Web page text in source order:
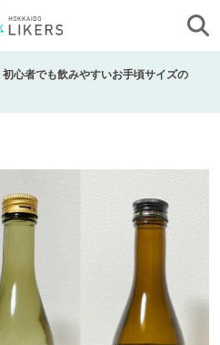
心者でも飲みやすいお手頃サイズの